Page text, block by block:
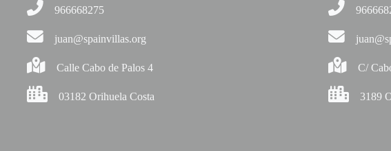
966668275
juan@spainvillas.org
Calle Cabo de Palos 4
03182 Orihuela Costa
C/
3189